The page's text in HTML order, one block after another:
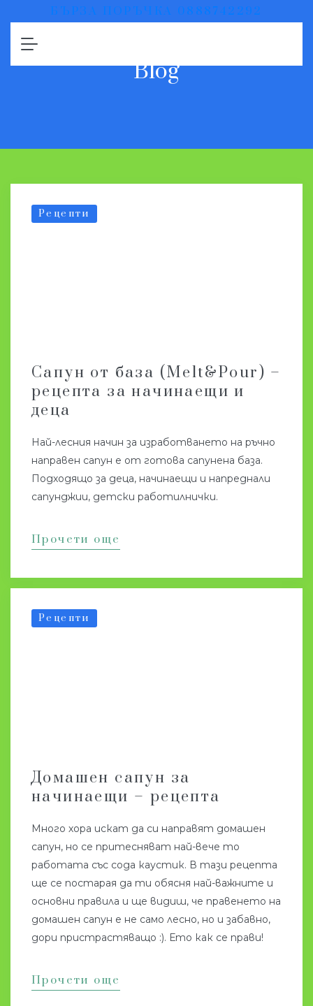
БЪРЗА ПОРЪЧКА 0888742292
Blog
Рецепти
Сапун от база (Melt&Pour) –
рецепта за начинаещи и
деца
Най-лесния начин за изработването на ръчно
направен сапун е от готова сапунена база.
Подходящо за деца, начинаещи и напреднали
сапунджии, детски работилнички.
Прочети още
Рецепти
Домашен сапун за
начинаещи – рецепта
Много хора искат да си направят домашен
сапун, но се притесняват най-вече то
работата със сода каустик. В тази рецепта
ще се постарая да ти обясня най-важните и
основни правила и ще видиш, че правенето на
домашен сапун е не само лесно, но и забавно,
дори пристрастяващо :). Ето как се прави!
Прочети още